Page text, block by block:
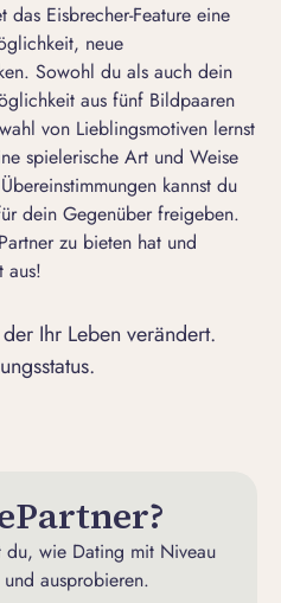
Eisbrecher-Feature eine
neue
Sowohl du als auch dein
aus fünf Bildpaaren
von Lieblingsmotiven lernst
spielerische Art und Weise
kannst du
dein Gegenüber freigeben.
zu bieten hat und
aus!
Ihr Leben verändert.
du, wie Dating mit Niveau
ausprobieren.